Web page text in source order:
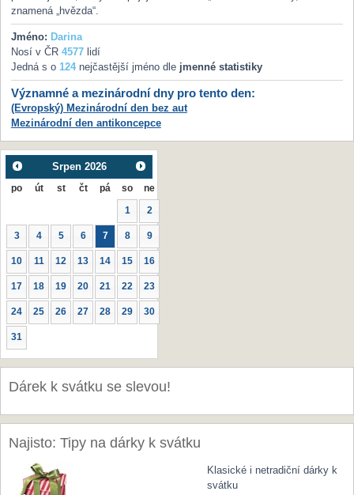
znamená „hvězda“.
Jméno: Darina
Nosí v ČR 4577lidí
Jedná s o 124nejčastější jméno dle jmenné statistiky
Významné a mezinárodní dny pro tento den:
(Evropský) Mezinárodní den bez aut
Mezinárodní den antikoncepce
Srpen 2026
po út st čt pá so ne
1 2
3 4 5 6 7 8 9
10 11 12 13 14 15 16
17 18 19 20 21 22 23
24 25 26 27 28 29 30
31
Dárek k svátku se slevou!
Najisto: Tipy na dárky k svátku
Klasické i netradiční dárky k
svátku